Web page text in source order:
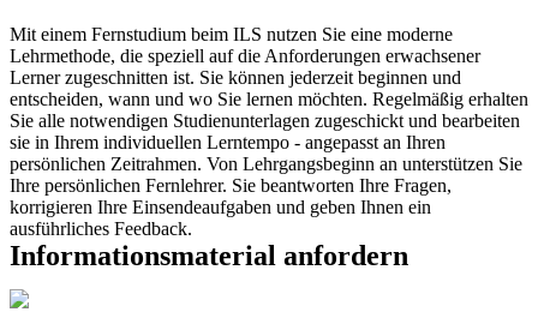
Mit einem Fernstudium beim ILS nutzen Sie eine moderne
Lehrmethode, die speziell auf die Anforderungen erwachsener
Lerner zugeschnitten ist. Sie können jederzeit beginnen und
entscheiden, wann und wo Sie lernen möchten. Regelmäßig erhalten
Sie alle notwendigen Studienunterlagen zugeschickt und bearbeiten
sie in Ihrem individuellen Lerntempo - angepasst an Ihren
persönlichen Zeitrahmen. Von Lehrgangsbeginn an unterstützen Sie
Ihre persönlichen Fernlehrer. Sie beantworten Ihre Fragen,
korrigieren Ihre Einsendeaufgaben und geben Ihnen ein
ausführliches Feedback.
Informationsmaterial anfordern